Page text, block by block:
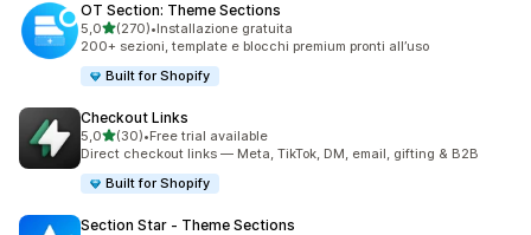
OT Section: Theme Sections
5,0stelle su 5
(270)
270 recensioni totali
•Installazione gratuita
200+ sezioni, template e blocchi premium pronti all’uso
Built for Shopify
Checkout Links
5,0stelle su 5
(30)
30 recensioni totali
•Free trial available
Direct checkout links — Meta, TikTok, DM, email, gifting & B2B
Built for Shopify
Section Star ‑ Theme Sections